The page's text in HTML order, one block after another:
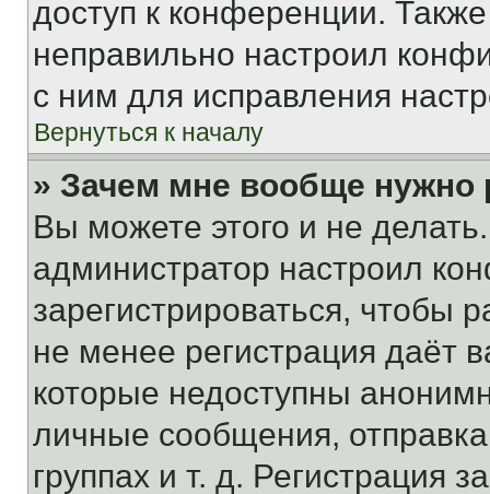
доступ к конференции.
неправильно настроил
с ним для исправления
Вернуться к началу
» Зачем мне вообще нужно
Вы можете этого и не
администратор настроил
зарегистрироваться, чтобы
не менее регистрация даёт
которые недоступны
личные сообщения,
группах и т. д. Регистрация